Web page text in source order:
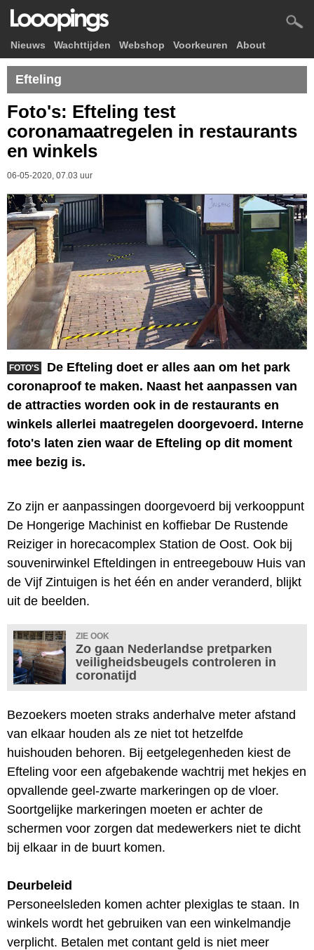
Nieuws Wachttijden Webshop Voorkeuren About
Efteling
Foto's: Efteling test
coronamaatregelen in restaurants
en winkels
06-05-2020, 07.03 uur
FOTO'S
De Efteling doet er alles aan om het park
coronaproof te maken. Naast het aanpassen van
de attracties worden ook in de restaurants en
winkels allerlei maatregelen doorgevoerd. Interne
foto's laten zien waar de Efteling op dit moment
mee bezig is.
Zo zijn er aanpassingen doorgevoerd bij verkooppunt
De Hongerige Machinist en koffiebar De Rustende
Reiziger in horecacomplex Station de Oost. Ook bij
souvenirwinkel Efteldingen in entreegebouw Huis van
de Vijf Zintuigen is het één en ander veranderd, blijkt
uit de beelden.
ZIE OOK
Zo gaan Nederlandse pretparken
veiligheidsbeugels controleren in
coronatijd
Bezoekers moeten straks anderhalve meter afstand
van elkaar houden als ze niet tot hetzelfde
huishouden behoren. Bij eetgelegenheden kiest de
Efteling voor een afgebakende wachtrij met hekjes en
opvallende geel-zwarte markeringen op de vloer.
Soortgelijke markeringen moeten er achter de
schermen voor zorgen dat medewerkers niet te dicht
bij elkaar in de buurt komen.
Deurbeleid
Personeelsleden komen achter plexiglas te staan. In
winkels wordt het gebruiken van een winkelmandje
verplicht. Betalen met contant geld is niet meer